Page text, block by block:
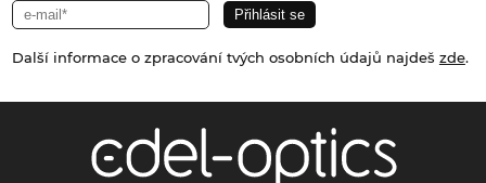
Další informace o zpracování tvých osobních údajů najdeš zde.